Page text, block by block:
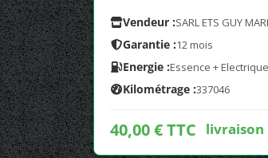
Vendeur :SARL ETS GUY
Garantie :12 mois
Energie :Essence + Electrique
Kilométrage :337046
40,00 € TTC livraison